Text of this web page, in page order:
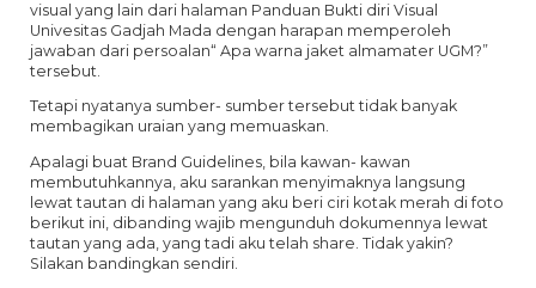
visual yang lain dari halaman Panduan Bukti diri Visual
Univesitas Gadjah Mada dengan harapan memperoleh
jawaban dari persoalan“ Apa warna jaket almamater UGM?”
tersebut.
Tetapi nyatanya sumber- sumber tersebut tidak banyak
membagikan uraian yang memuaskan.
Apalagi buat Brand Guidelines, bila kawan- kawan
membutuhkannya, aku sarankan menyimaknya langsung
lewat tautan di halaman yang aku beri ciri kotak merah di foto
berikut ini, dibanding wajib mengunduh dokumennya lewat
tautan yang ada, yang tadi aku telah share. Tidak yakin?
Silakan bandingkan sendiri.